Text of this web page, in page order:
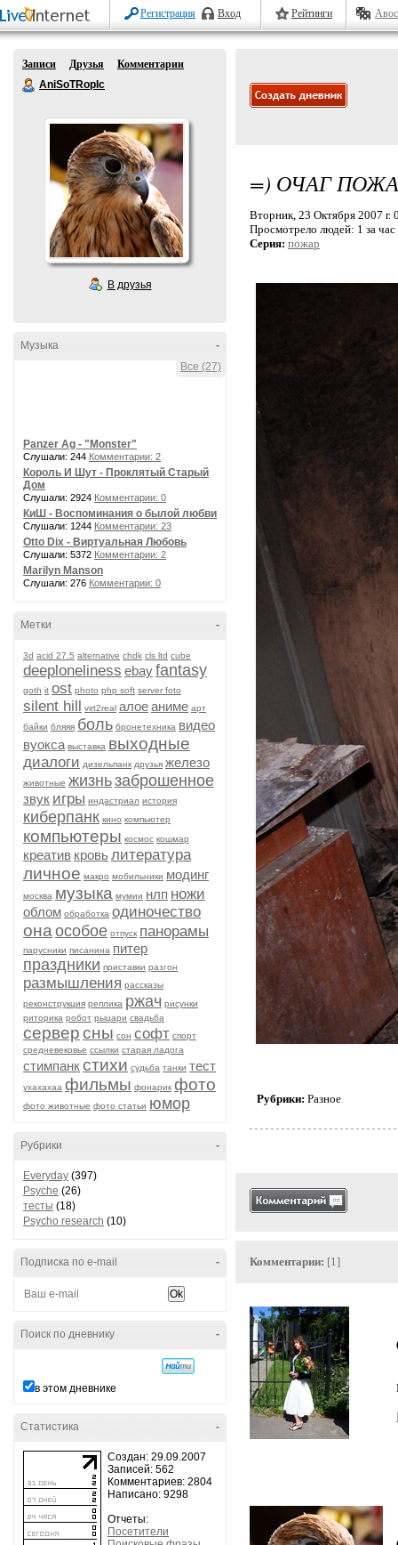
Регистрация Вход Рейтинги
Записи Друзья
Комментарии
AniSoTRopIc
В друзья
-
Музыка
Все (27)
Panzer Ag - "Monster"
Слушали: 244 Комментарии: 2
Король И Шут - Проклятый Старый
Дом
Слушали: 2924 Комментарии: 0
КиШ - Воспоминания о былой любви
Слушали: 1244 Комментарии: 23
Otto Dix - Виртуальная Любовь
Слушали: 5372 Комментарии: 2
Marilyn Manson
Слушали: 276 Комментарии: 0
-
Метки
3d acid 27.5 alternative chdk cls ltd cube
deeploneliness ebayfantasy
goth it ost photo php soft server foto
silent hill virt2real алоеаниме арт
байки бляяя боль бронетехника видео
вуокса выставка выходные
диалоги дизельпанк друзья железо
животные жизньзаброшенное
звук игры индастриал история
киберпанк кино компьютер
компьютеры космос кошмар
креатив кровьлитература
личное макро мобильники модинг
москва музыка мумии нлп ножи
облом обработка одиночество
она особое отпуск панорамы
парусники писанина питер
праздники приставки разгон
размышления рассказы
реконструкция реплика ржач рисунки
риторика робот рыцари свадьба
серверсны сон софт спорт
средневековье ссылки старая ладога
стимпанкстихи судьба танки тест
ухахахаа фильмы фонарик фото
фото животные фото статьи юмор
-
Рубрики
Everyday (397)
Psyche (26)
тесты (18)
Psycho research (10)
-
Подписка по e-mail
-
Поиск по дневнику
в этом дневнике
-
Статистика
Создан: 29.09.2007
Записей: 562
Комментариев: 2804
Написано: 9298
Отчеты:
Посетители
=) ОЧАГ
Вторник, 23 Октября 2007 г.
Просмотрело людей: 1 за
Серия: пожар
Рубрики: Разное
Комментарии: [1]